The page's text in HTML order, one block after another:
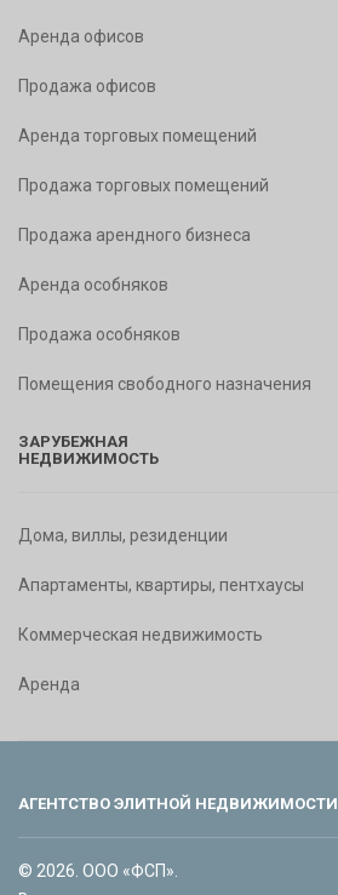
Аренда офисов
Продажа офисов
Аренда торговых помещений
Продажа торговых помещений
Продажа арендного бизнеса
Аренда особняков
Продажа особняков
Помещения свободного назначения
ЗАРУБЕЖНАЯ
НЕДВИЖИМОСТЬ
Дома, виллы, резиденции
Апартаменты, квартиры, пентхаусы
Коммерческая недвижимость
Аренда
АГЕНТСТВО ЭЛИТНОЙ НЕДВИЖИМОСТИ
© 2026. ООО «ФСП».